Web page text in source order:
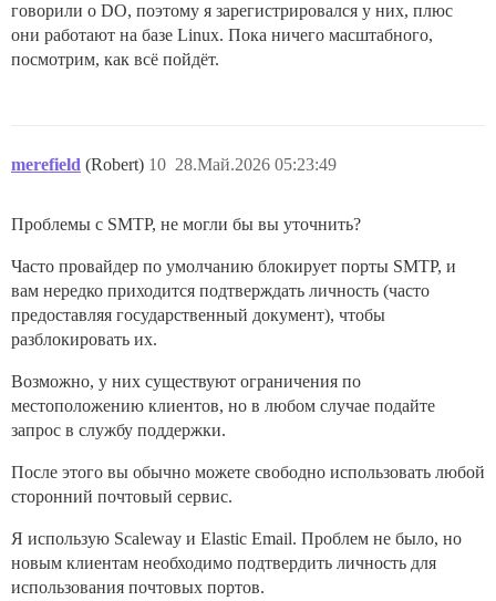
говорили о DO, поэтому я зарегистрировался у них, плюс
они работают на базе Linux. Пока ничего масштабного,
посмотрим, как всё пойдёт.
merefield (Robert) 28.Май.2026 05:23:49
10
Проблемы с SMTP, не могли бы вы уточнить?
Часто провайдер по умолчанию блокирует порты SMTP, и
вам нередко приходится подтверждать личность (часто
предоставляя государственный документ), чтобы
разблокировать их.
Возможно, у них существуют ограничения по
местоположению клиентов, но в любом случае подайте
запрос в службу поддержки.
После этого вы обычно можете свободно использовать любой
сторонний почтовый сервис.
Я использую Scaleway и Elastic Email. Проблем не было, но
новым клиентам необходимо подтвердить личность для
использования почтовых портов.